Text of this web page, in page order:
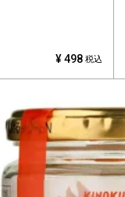
¥ 498 税込